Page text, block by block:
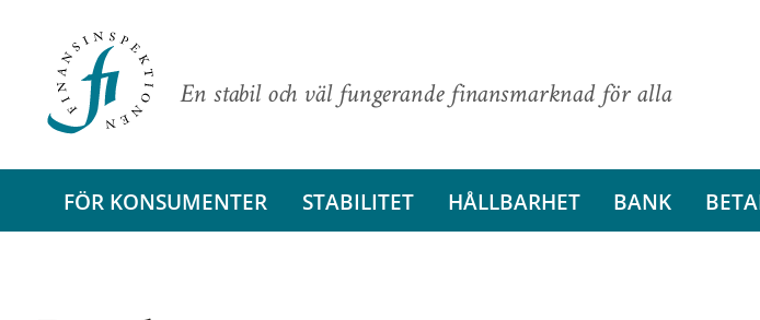
En stabil och väl fungerande finansmarknad för alla
FÖR KONSUMENTER STABILITET HÅLLBARHET BANK